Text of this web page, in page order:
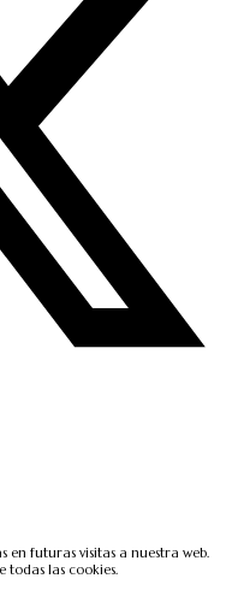
en futuras visitas a nuestra web.
todas las cookies.